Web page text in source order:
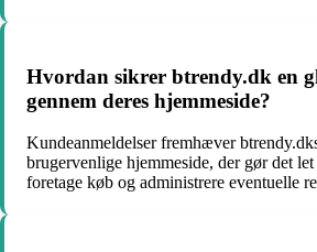
Hvordan sikrer btrendy.dk en
gennem deres hjemmeside?
Kundeanmeldelser fremhæver
brugervenlige hjemmeside, der gør det
foretage køb og administrere eventuelle